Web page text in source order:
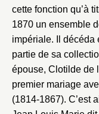
cette fonction qu’à
1870 un ensemble
impériale. Il décéda
partie de sa
épouse, Clotilde de
premier mariage
(1814-1867). C’est